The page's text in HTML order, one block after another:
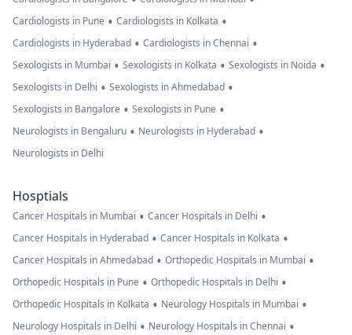
Cardiologists in Pune • Cardiologists in Kolkata •
Cardiologists in Hyderabad • Cardiologists in Chennai •
Sexologists in Mumbai • Sexologists in Kolkata • Sexologists in Noida •
Sexologists in Delhi • Sexologists in Ahmedabad •
Sexologists in Bangalore • Sexologists in Pune •
Neurologists in Bengaluru • Neurologists in Hyderabad •
Neurologists in Delhi
Hosptials
Cancer Hospitals in Mumbai • Cancer Hospitals in Delhi •
Cancer Hospitals in Hyderabad • Cancer Hospitals in Kolkata •
Cancer Hospitals in Ahmedabad • Orthopedic Hospitals in Mumbai •
Orthopedic Hospitals in Pune • Orthopedic Hospitals in Delhi •
Orthopedic Hospitals in Kolkata • Neurology Hospitals in Mumbai •
Neurology Hospitals in Delhi • Neurology Hospitals in Chennai •